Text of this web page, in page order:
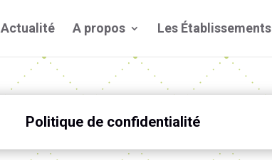
Actualité A propos Les Établissements
Politique de confidentialité